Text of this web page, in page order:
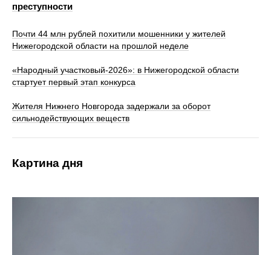
преступности
Почти 44 млн рублей похитили мошенники у жителей
Нижегородской области на прошлой неделе
«Народный участковый‑2026»: в Нижегородской области
стартует первый этап конкурса
Жителя Нижнего Новгорода задержали за оборот
сильнодействующих веществ
Картина дня